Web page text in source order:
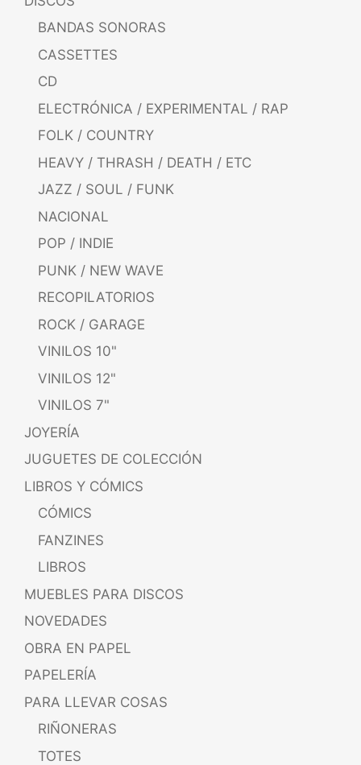
BANDAS SONORAS
CASSETTES
CD
ELECTRÓNICA / EXPERIMENTAL / RAP
FOLK / COUNTRY
HEAVY / THRASH / DEATH / ETC
JAZZ / SOUL / FUNK
NACIONAL
POP / INDIE
PUNK / NEW WAVE
RECOPILATORIOS
ROCK / GARAGE
VINILOS 10"
VINILOS 12"
VINILOS 7"
JOYERÍA
JUGUETES DE COLECCIÓN
LIBROS Y CÓMICS
CÓMICS
FANZINES
LIBROS
MUEBLES PARA DISCOS
NOVEDADES
OBRA EN PAPEL
PAPELERÍA
PARA LLEVAR COSAS
RIÑONERAS
TOTES